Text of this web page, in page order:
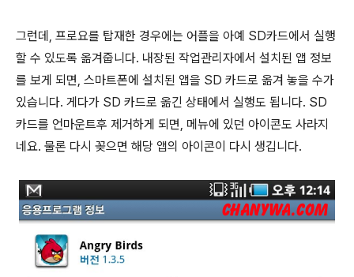
그런데, 프로요를 탑재한 경우에는 어플을 아예 SD카드에서 실행
할 수 있도록 옮겨줍니다. 내장된 작업관리자에서 설치된 앱 정보
를 보게 되면, 스마트폰에 설치된 앱을 SD 카드로 옮겨 놓을 수가
있습니다. 게다가 SD 카드로 옮긴 상태에서 실행도 됩니다. SD
카드를 언마운트후 제거하게 되면, 메뉴에 있던 아이콘도 사라지
네요. 물론 다시 꽂으면 해당 앱의 아이콘이 다시 생깁니다.